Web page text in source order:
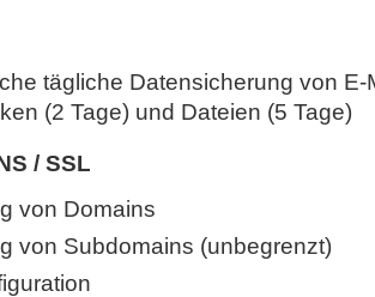
tägliche Datensicherung von E-
(2 Tage) und Dateien (5 Tage)
/ SSL
von Domains
von Subdomains (unbegrenzt)